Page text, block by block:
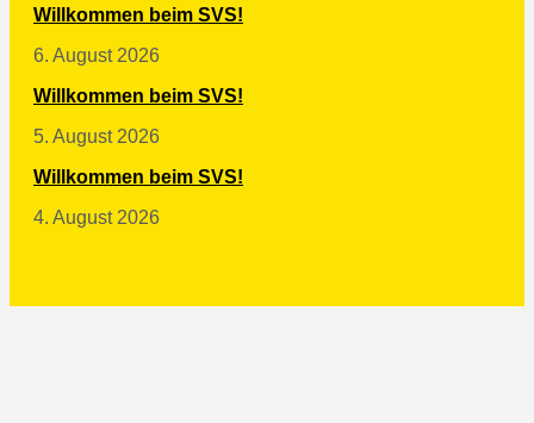
Willkommen beim SVS!
6. August 2026
Willkommen beim SVS!
5. August 2026
Willkommen beim SVS!
4. August 2026